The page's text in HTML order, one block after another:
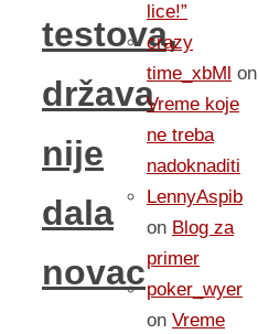
testova,
država
nije
dala
novac
lice!”
crazy
time_xbMl on
Vreme koje
ne treba
nadoknaditi
LennyAspib
on Blog za
primer
poker_wyer
on Vreme